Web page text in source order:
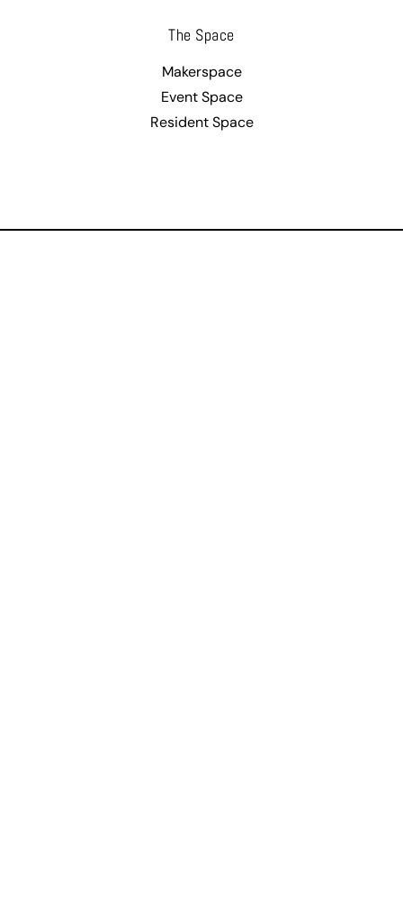
The Space
Makerspace
Event Space
Resident Space